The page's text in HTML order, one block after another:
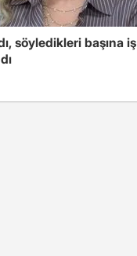
söyledikleri başına iş